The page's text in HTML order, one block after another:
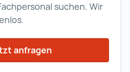
suchen. Wir
anfragen